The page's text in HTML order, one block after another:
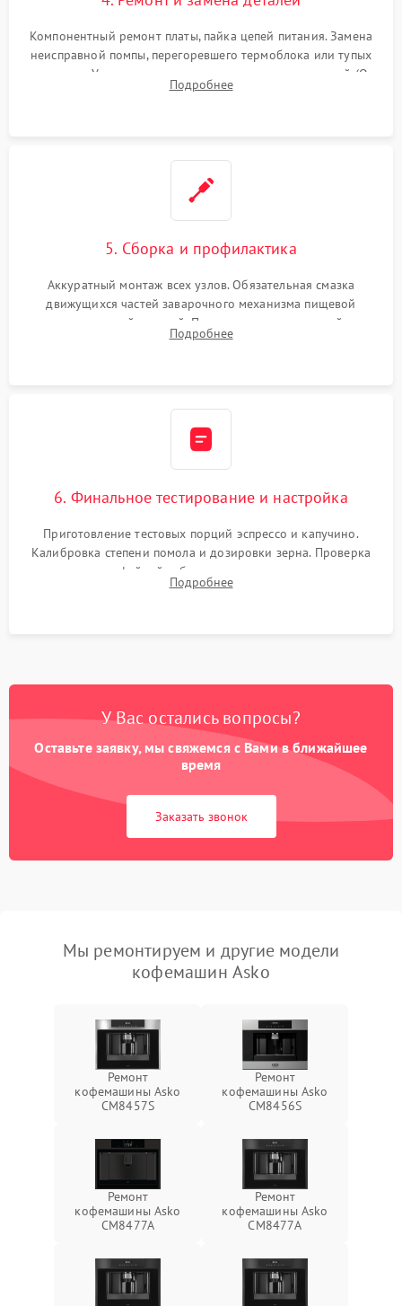
Компонентный ремонт платы, пайка цепей питания. Замена
неисправной помпы, перегоревшего термоблока или тупых
жерновов. Установка новых силиконовых уплотнителей (O-
ring) и тефлоновых трубок для надежного устранения
Подробнее
5. Сборка и профилактика
Аккуратный монтаж всех узлов. Обязательная смазка
движущихся частей заварочного механизма пищевой
силиконовой смазкой. Проведение программной
декальцинации и очистки системы от кофейных масел.
Подробнее
6. Финальное тестирование и настройка
Приготовление тестовых порций эспрессо и капучино.
Калибровка степени помола и дозировки зерна. Проверка
плотности кофейной таблетки, температуры напитка и
качества молочной пены. Контроль отсутствия посторонних
Подробнее
У Вас остались вопросы?
Оставьте заявку, мы свяжемся с Вами в ближайшее
время
Заказать звонок
Мы ремонтируем и другие модели
кофемашин Asko
Ремонт
кофемашины Asko
CM8457S
Ремонт
кофемашины Asko
CM8456S
Ремонт
кофемашины Asko
CM8477A
Ремонт
кофемашины Asko
СМ8477А